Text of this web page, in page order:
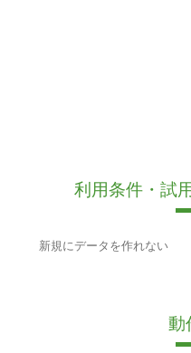
利用条件・試
新規にデータを作れない
動